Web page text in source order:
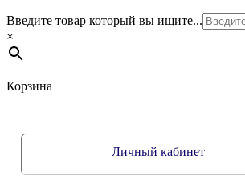
Введите товар который вы ищите...
×
Корзина
Личный кабинет